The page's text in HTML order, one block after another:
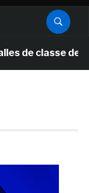
des écoles